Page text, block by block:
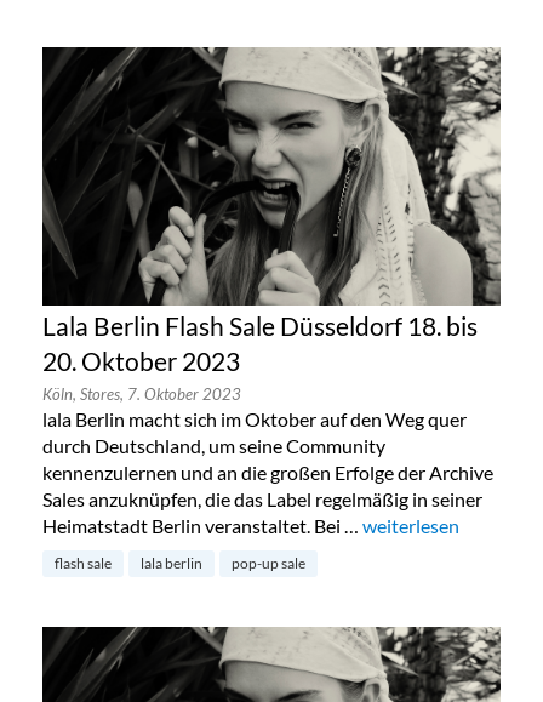
Lala Berlin Flash Sale Düsseldorf 18. bis
20. Oktober 2023
Köln, Stores, 7. Oktober 2023
lala Berlin macht sich im Oktober auf den Weg quer
durch Deutschland, um seine Community
kennenzulernen und an die großen Erfolge der Archive
Sales anzuknüpfen, die das Label regelmäßig in seiner
Heimatstadt Berlin veranstaltet. Bei … „Lala Berlin Flash
weiterlesen
flash sale lala berlin pop-up sale